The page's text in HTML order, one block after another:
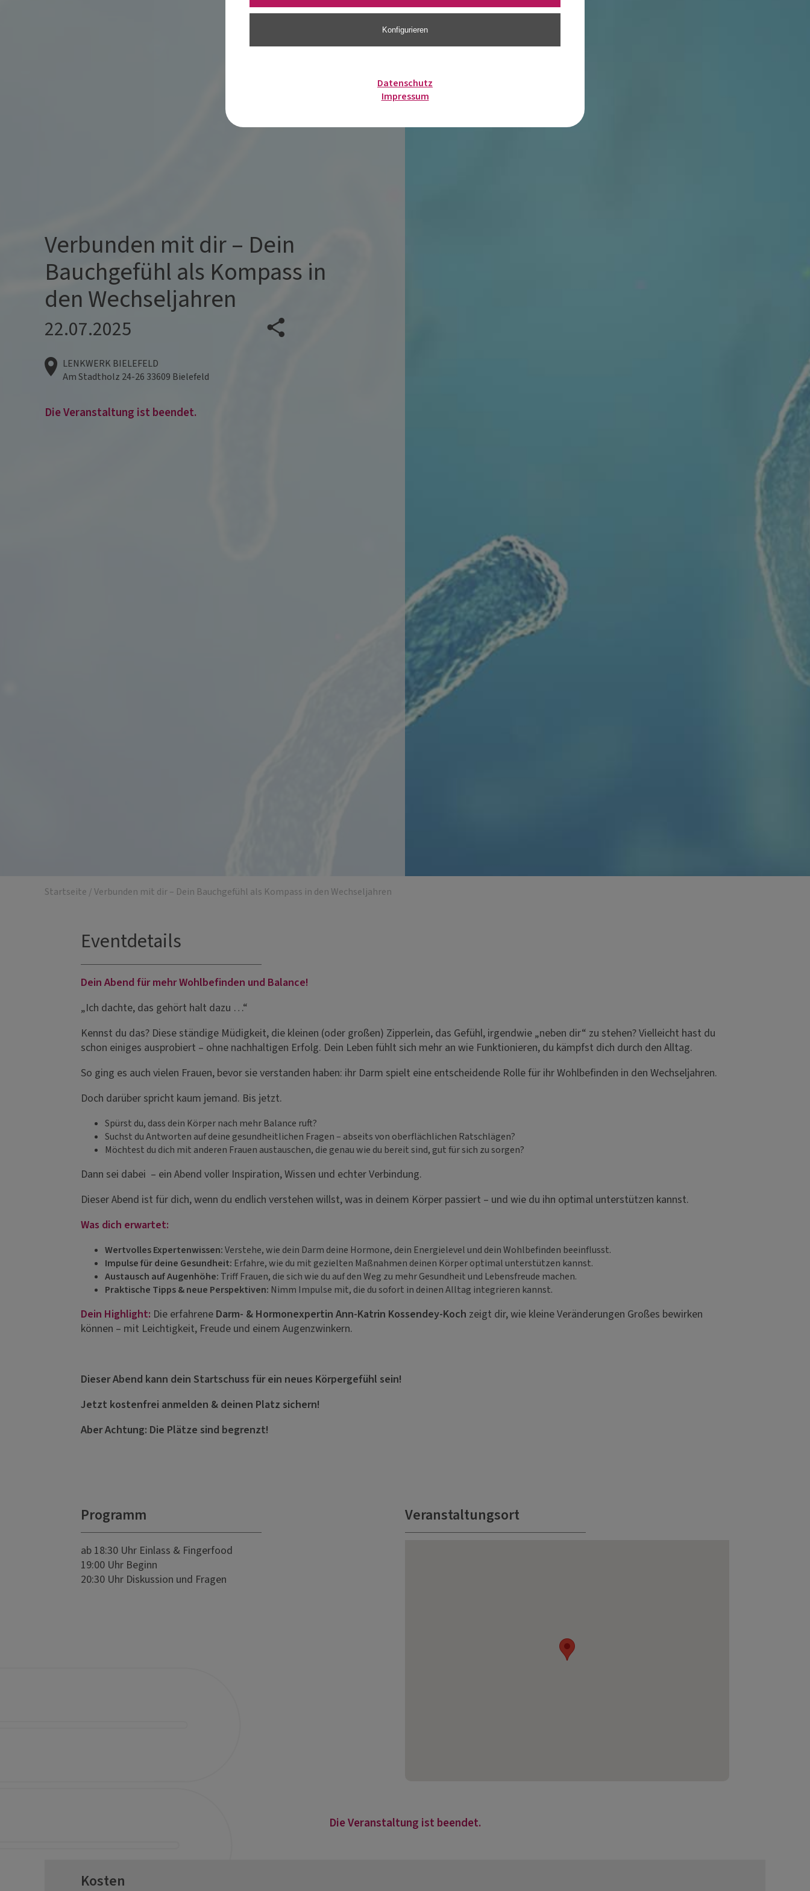
Verbunden mit dir – Dein
Bauchgefühl als Kompass in
den Wechseljahren
22.07.2025
LENKWERK BIELEFELD
Am Stadtholz 24-26 33609 Bielefeld
Die Veranstaltung ist beendet.
Startseite /Verbunden mit dir – Dein Bauchgefühl als Kompass in den Wechseljahren
Eventdetails
Dein Abend für mehr Wohlbefinden und Balance!
„Ich dachte, das gehört halt dazu …“
Kennst du das? Diese ständige Müdigkeit, die kleinen (oder großen) Zipperlein, das Gefühl, irgendwie „neben dir“ zu stehen? Vielleicht hast du
schon einiges ausprobiert – ohne nachhaltigen Erfolg. Dein Leben fühlt sich mehr an wie Funktionieren, du kämpfst dich durch den Alltag.
So ging es auch vielen Frauen, bevor sie verstanden haben: ihr Darm spielt eine entscheidende Rolle für ihr Wohlbefinden in den Wechseljahren.
Doch darüber spricht kaum jemand. Bis jetzt.
Spürst du, dass dein Körper nach mehr Balance ruft?
Suchst du Antworten auf deine gesundheitlichen Fragen – abseits von oberflächlichen Ratschlägen?
Möchtest du dich mit anderen Frauen austauschen, die genau wie du bereit sind, gut für sich zu sorgen?
Dann sei dabei – ein Abend voller Inspiration, Wissen und echter Verbindung.
Dieser Abend ist für dich, wenn du endlich verstehen willst, was in deinem Körper passiert – und wie du ihn optimal unterstützen kannst.
Was dich erwartet:
Wertvolles Expertenwissen:Verstehe, wie dein Darm deine Hormone, dein Energielevel und dein Wohlbefinden beeinflusst.
Impulse für deine Gesundheit: Erfahre, wie du mit gezielten Maßnahmen deinen Körper optimal unterstützen kannst.
Austausch auf Augenhöhe: Triff Frauen, die sich wie du auf den Weg zu mehr Gesundheit und Lebensfreude machen.
Praktische Tipps & neue Perspektiven: Nimm Impulse mit, die du sofort in deinen Alltag integrieren kannst.
Dein Highlight: Die erfahrene Darm- & Hormonexpertin Ann-Katrin Kossendey-Koch zeigt dir, wie kleine Veränderungen Großes bewirken
können – mit Leichtigkeit, Freude und einem Augenzwinkern.
Dieser Abend kann dein Startschuss für ein neues Körpergefühl sein!
Jetzt kostenfrei anmelden & deinen Platz sichern!
Aber Achtung: Die Plätze sind begrenzt!
Programm
ab 18:30 Uhr Einlass & Fingerfood
19:00 Uhr Beginn
20:30 Uhr Diskussion und Fragen
Veranstaltungsort
Die Veranstaltung ist beendet.
Kosten
Konfigurieren
Datenschutz
Impressum